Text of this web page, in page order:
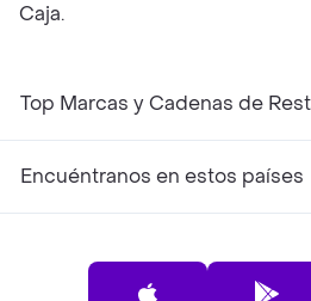
Caja.
Top Marcas y Cadenas de
Encuéntranos en estos países